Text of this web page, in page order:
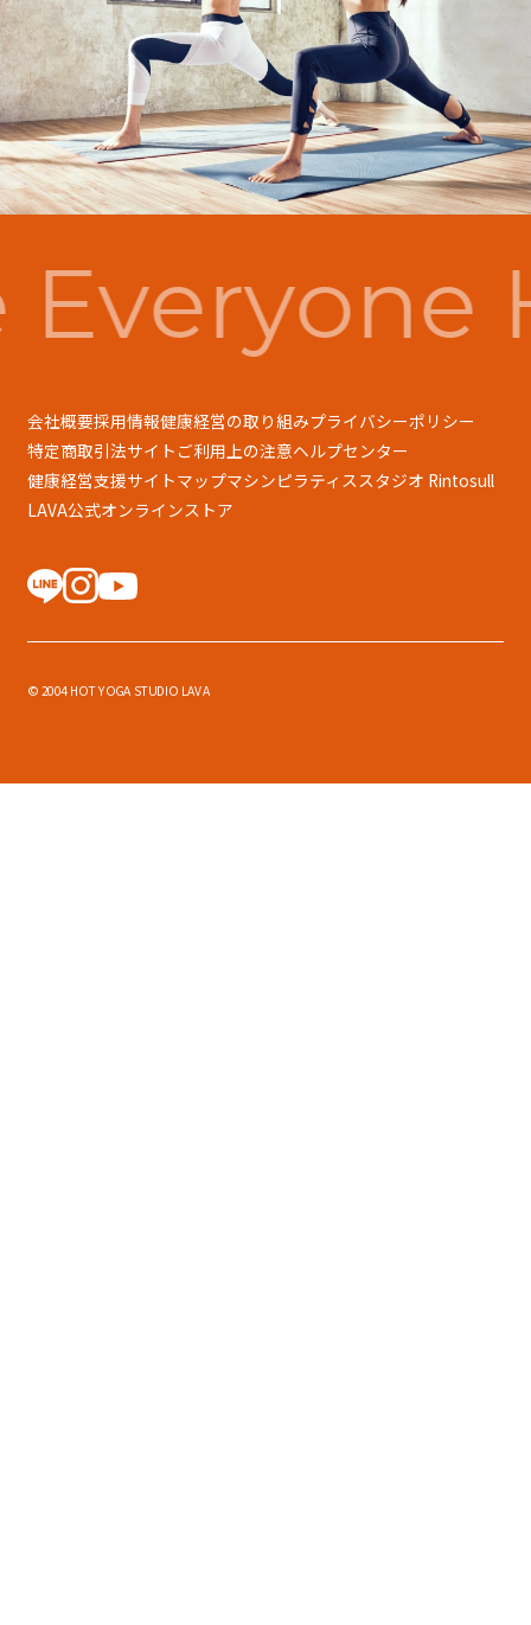
会社概要採用情報健康経営の取り組みプライバシーポリシー
特定商取引法サイトご利用上の注意ヘルプセンター
健康経営支援サイトマップマシンピラティススタジオ Rintosull
LAVA公式オンラインストア
© 2004 HOT YOGA STUDIO LAVA